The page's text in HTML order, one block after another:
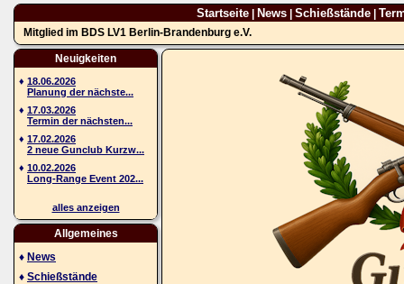
Startseite| News| Schießstände|
Mitglied im BDS LV1 Berlin-Brandenburg e.V.
Neuigkeiten
♦ 18.06.2026
Planung der nächste...
♦ 17.03.2026
Termin der nächsten...
♦ 17.02.2026
2 neue Gunclub Kurzw...
♦ 10.02.2026
Long-Range Event 202...
alles anzeigen
Allgemeines
♦ News
♦ Schießstände